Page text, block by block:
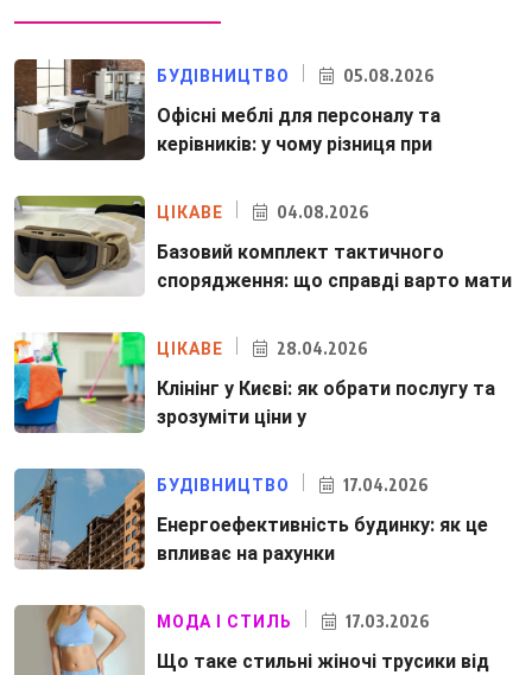
БУДІВНИЦТВО 05.08.2026
Офісні меблі для персоналу та
керівників: у чому різниця при
ЦІКАВЕ 04.08.2026
Базовий комплект тактичного
спорядження: що справді варто мати
ЦІКАВЕ 28.04.2026
Клінінг у Києві: як обрати послугу та
зрозуміти ціни у
БУДІВНИЦТВО 17.04.2026
Енергоефективність будинку: як це
впливає на рахунки
МОДА І СТИЛЬ 17.03.2026
Що таке стильні жіночі трусики від